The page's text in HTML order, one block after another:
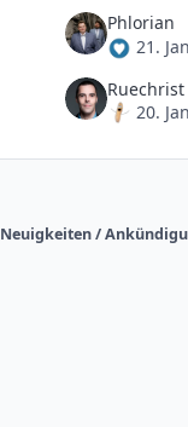
Phlorian
21.
Ruechrist
20.
Neuigkeiten /